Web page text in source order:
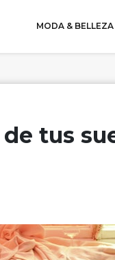
MODA & BELLEZA
tus